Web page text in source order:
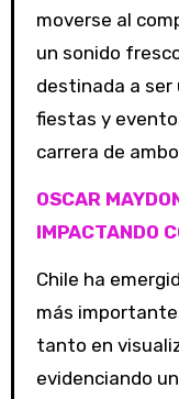
moverse al
un sonido
destinada a ser
fiestas y
carrera de
OSCAR
IMPACTANDO
Chile ha
más
tanto en
evidenciando